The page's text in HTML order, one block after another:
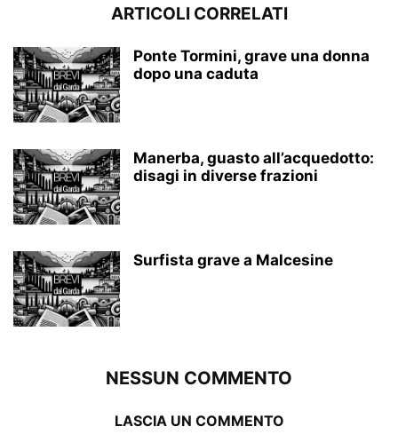
ARTICOLI CORRELATI
Ponte Tormini, grave una donna
dopo una caduta
Manerba, guasto all’acquedotto:
disagi in diverse frazioni
Surfista grave a Malcesine
NESSUN COMMENTO
LASCIA UN COMMENTO